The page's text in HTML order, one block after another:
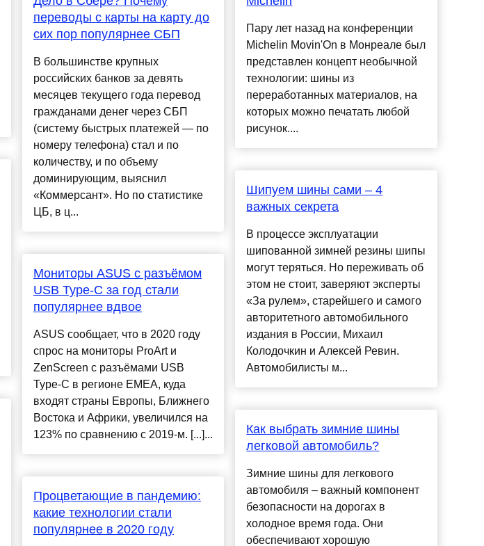
переводы с карты на карту до
сих пор популярнее СБП
В большинстве крупных
российских банков за девять
месяцев текущего года перевод
гражданами денег через СБП
(систему быстрых платежей — по
номеру телефона) стал и по
количеству, и по объему
доминирующим, выяснил
«Коммерсант». Но по статистике
ЦБ, в ц...
Мониторы ASUS с разъёмом
USB Type-C за год стали
популярнее вдвое
ASUS сообщает, что в 2020 году
спрос на мониторы ProArt и
ZenScreen с разъёмами USB
Type-C в регионе EMEA, куда
входят страны Европы, Ближнего
Востока и Африки, увеличился на
123% по сравнению с 2019-м. [...]...
Процветающие в пандемию:
какие технологии стали
популярнее в 2020 году
Пару лет назад на конференции
Michelin Movin'On в Монреале был
представлен концепт необычной
технологии: шины из
переработанных материалов, на
которых можно печатать любой
рисунок....
Шипуем шины сами – 4
важных секрета
В процессе эксплуатации
шипованной зимней резины шипы
могут теряться. Но переживать об
этом не стоит, заверяют эксперты
«За рулем», старейшего и самого
авторитетного автомобильного
издания в России, Михаил
Колодочкин и Алексей Ревин.
Автомобилисты м...
Как выбрать зимние шины
легковой автомобиль?
Зимние шины для легкового
автомобиля – важный компонент
безопасности на дорогах в
холодное время года. Они
обеспечивают хорошую